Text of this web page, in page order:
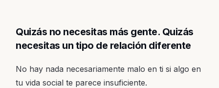
Quizás no necesitas más gente. Quizás
necesitas un tipo de relación diferente
No hay nada necesariamente malo en ti si algo en
tu vida social te parece insuficiente.